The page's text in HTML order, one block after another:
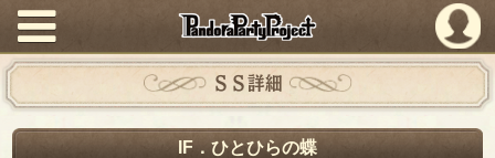
PandoraPartyProject
ＳＳ詳細
IF．ひとひらの蝶